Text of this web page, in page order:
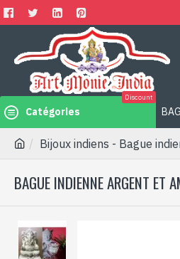
Catégories
Discount
Bijoux indiens - Bague
BAGUE INDIENNE ARGENT ET